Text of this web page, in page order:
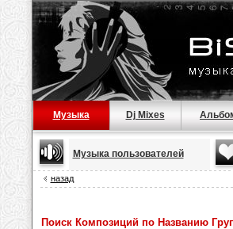
Музыка Dj Mixes
Музыка пользователей
назад
Поиск Композиций по Названию